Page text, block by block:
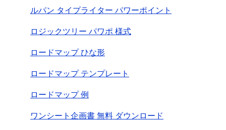
ルパン タイプライター パワーポイント
ロジックツリー パワポ 様式
ロードマップ ひな形
ロードマップ テンプレート
ロードマップ 例
ワンシート企画書 無料 ダウンロード